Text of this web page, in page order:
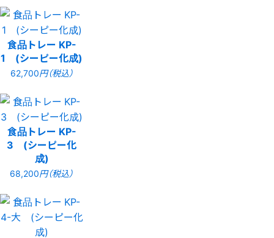
食品トレー KP-
1 (シーピー化成)
62,700円（税込）
食品トレー KP-
3 (シーピー化
成)
68,200円（税込）